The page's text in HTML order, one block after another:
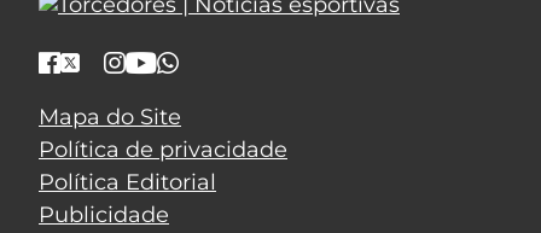
Mapa do Site
Política de privacidade
Política Editorial
Publicidade